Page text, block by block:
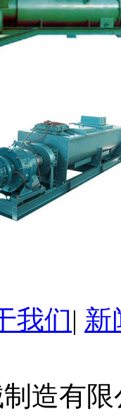
我们| 新
造有限